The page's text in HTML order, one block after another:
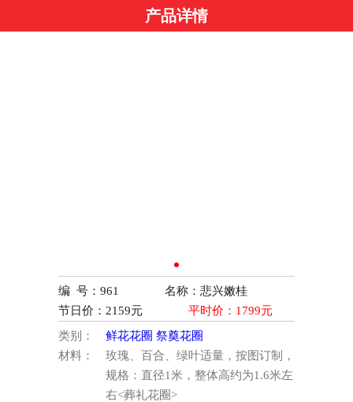
产品详情
编 号：961
名称：悲兴嫩桂
节日价： 2159元 平时价： 1799元
类别：
鲜花花圈 祭奠花圈
材料：
玫瑰、百合、绿叶适量，按图订制，
规格：直径1米，整体高约为1.6米左
右<葬礼花圈>